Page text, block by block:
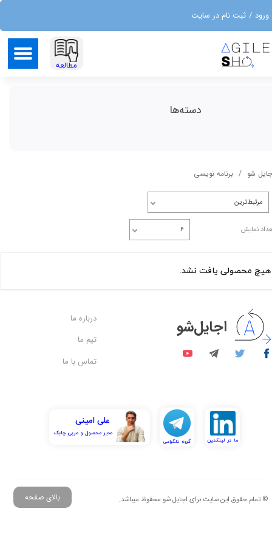
ورود / ثبت نام در سایت
حساب کاربری من
تغییر گذر واژه
خروج از حساب کاربری
​مطالعه
شو برنامه نویسی
مرتبط‌ترین
نمایش ۶
هیچ محصولی یافت نشد.
دسته‌ها
اجایل‌شو
درباره ما
تیم ما
تماس با ما
© تمام حقوق این سایت برای اجایل شو محفوظ میباشد. بالای صفحه
​​ما در لینکدین گروه تلگرامی
علی امینی
​​​​​​​مدیر محصول و مربی چابک